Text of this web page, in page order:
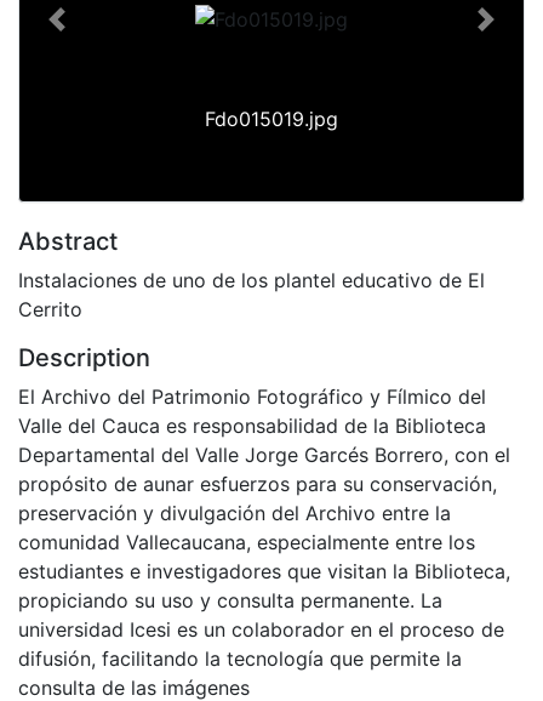
Fdo015019.jpg
Previous Next
Abstract
Instalaciones de uno de los plantel educativo de El
Cerrito
Description
El Archivo del Patrimonio Fotográfico y Fílmico del
Valle del Cauca es responsabilidad de la Biblioteca
Departamental del Valle Jorge Garcés Borrero, con el
propósito de aunar esfuerzos para su conservación,
preservación y divulgación del Archivo entre la
comunidad Vallecaucana, especialmente entre los
estudiantes e investigadores que visitan la Biblioteca,
propiciando su uso y consulta permanente. La
universidad Icesi es un colaborador en el proceso de
difusión, facilitando la tecnología que permite la
consulta de las imágenes